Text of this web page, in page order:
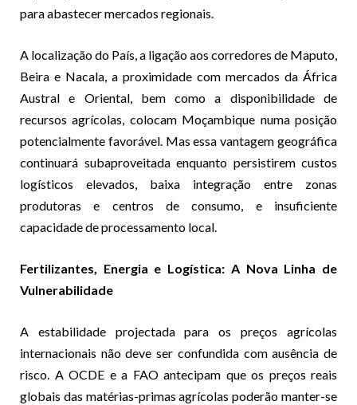
para abastecer mercados regionais.
A localização do País, a ligação aos corredores de Maputo,
Beira e Nacala, a proximidade com mercados da África
Austral e Oriental, bem como a disponibilidade de
recursos agrícolas, colocam Moçambique numa posição
potencialmente favorável. Mas essa vantagem geográfica
continuará subaproveitada enquanto persistirem custos
logísticos elevados, baixa integração entre zonas
produtoras e centros de consumo, e insuficiente
capacidade de processamento local.
Fertilizantes, Energia e Logística: A Nova Linha de
Vulnerabilidade
A estabilidade projectada para os preços agrícolas
internacionais não deve ser confundida com ausência de
risco. A OCDE e a FAO antecipam que os preços reais
globais das matérias-primas agrícolas poderão manter-se